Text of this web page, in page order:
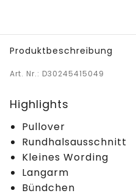
Produktbeschreibung
Art. Nr.: D30245415049
Highlights
Pullover
Rundhalsausschnitt
Kleines Wording
Langarm
Bündchen